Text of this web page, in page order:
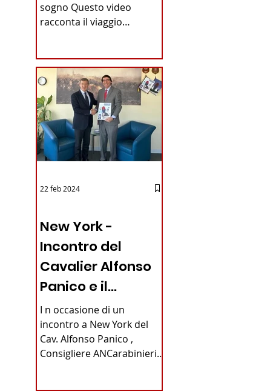
sogno Questo video
racconta il viaggio
New York -
Incontro del
Cavalier Alfonso
Panico e il
Generale dei
Carabinieri
Fabrizio Parrulli
I n occasione di un
incontro a New York del
Cav. Alfonso Panico ,
Consigliere ANCarabinieri
22 feb 2024